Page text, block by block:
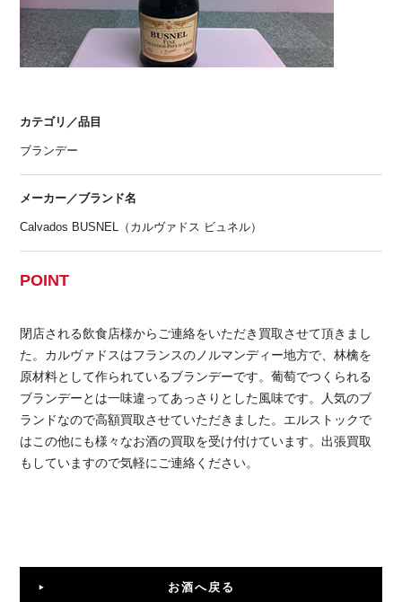
カテゴリ／品目
ブランデー
メーカー／ブランド名
Calvados BUSNEL（カルヴァドス ビュネル）
POINT
閉店される飲食店様からご連絡をいただき買取させて頂きまし
た。カルヴァドスはフランスのノルマンディー地方で、林檎を
原材料として作られているブランデーです。葡萄でつくられる
ブランデーとは一味違ってあっさりとした風味です。人気のブ
ランドなので高額買取させていただきました。エルストックで
はこの他にも様々なお酒の買取を受け付けています。出張買取
もしていますので気軽にご連絡ください。
お酒へ戻る